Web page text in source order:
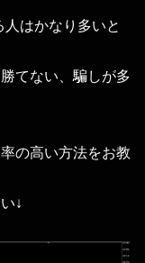
はかなり多いと
てない、騙しが多
の高い方法をお教
↓